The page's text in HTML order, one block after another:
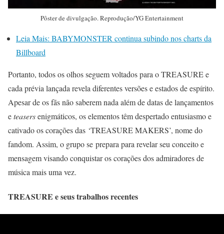
Pôster de divulgação. Reprodução/YG Entertainment
Leia Mais: BABYMONSTER continua subindo nos charts da
Billboard
Portanto, todos os olhos seguem voltados para o TREASURE e
cada prévia lançada revela diferentes versões e estados de espírito.
Apesar de os fãs não saberem nada além de datas de lançamentos
eteasersenigmáticos, os elementos têm despertado entusiasmo e
cativado os corações das ‘TREASURE MAKERS’, nome do
fandom. Assim, o grupo se prepara para revelar seu conceito e
mensagem visando conquistar os corações dos admiradores de
música mais uma vez.
TREASURE e seus trabalhos recentes